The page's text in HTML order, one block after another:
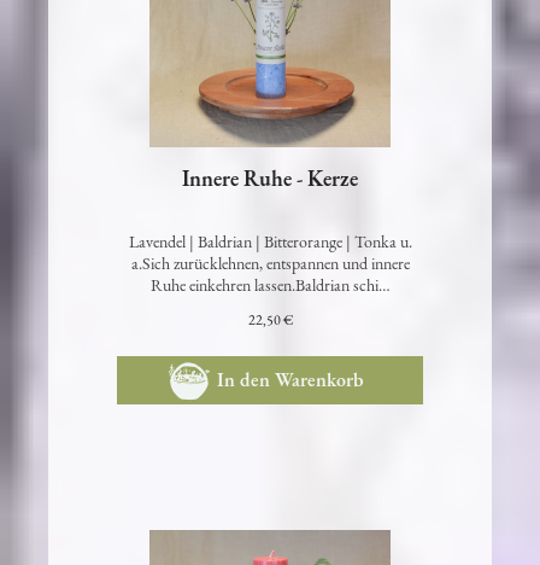
Innere Ruhe - Kerze
Lavendel | Baldrian | Bitterorange | Tonka u.
a.Sich zurücklehnen, entspannen und innere
Ruhe einkehren lassen.Baldrian schi…
22,50 €
In den Warenkorb